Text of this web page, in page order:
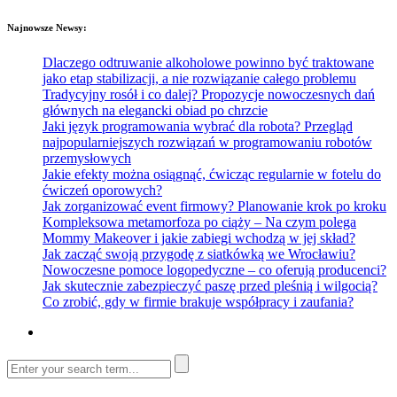
Najnowsze Newsy:
Dlaczego odtruwanie alkoholowe powinno być traktowane
jako etap stabilizacji, a nie rozwiązanie całego problemu
Tradycyjny rosół i co dalej? Propozycje nowoczesnych dań
głównych na elegancki obiad po chrzcie
Jaki język programowania wybrać dla robota? Przegląd
najpopularniejszych rozwiązań w programowaniu robotów
przemysłowych
Jakie efekty można osiągnąć, ćwicząc regularnie w fotelu do
ćwiczeń oporowych?
Jak zorganizować event firmowy? Planowanie krok po kroku
Kompleksowa metamorfoza po ciąży – Na czym polega
Mommy Makeover i jakie zabiegi wchodzą w jej skład?
Jak zacząć swoją przygodę z siatkówką we Wrocławiu?
Nowoczesne pomoce logopedyczne – co oferują producenci?
Jak skutecznie zabezpieczyć paszę przed pleśnią i wilgocią?
Co zrobić, gdy w firmie brakuje współpracy i zaufania?